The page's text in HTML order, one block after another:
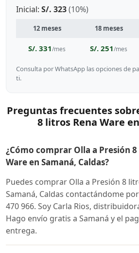
Inicial: S/. 323(10%)
12 meses 18 meses
S/. 331/mes S/. 251/mes
Consulta por WhatsApp las opciones de
ti.
Preguntas frecuentes
8 litros Rena Ware
¿Cómo comprar Olla a Presión
Ware en Samaná, Caldas?
Puedes comprar Olla a Presión 8
Samaná, Caldas contactándome
470 966. Soy Carla Rios,
Hago envío gratis a Samaná y el
entrega.